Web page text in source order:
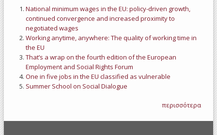
National minimum wages in the EU: policy-driven growth,
continued convergence and increased proximity to
negotiated wages
Working anytime, anywhere: The quality of working time in
the EU
That’s a wrap on the fourth edition of the European
Employment and Social Rights Forum
One in five jobs in the EU classified as vulnerable
Summer School on Social Dialogue
περισσότερα